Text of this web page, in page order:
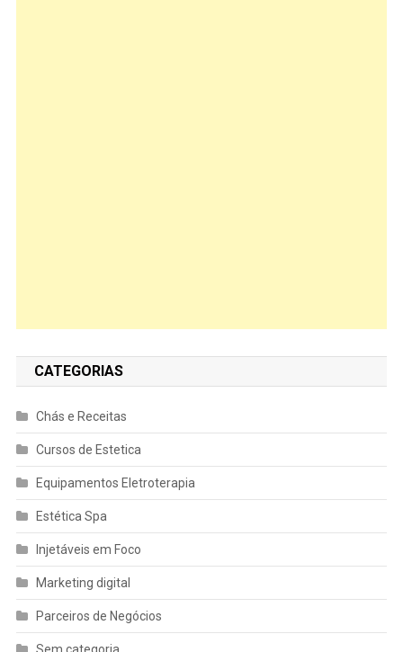
CATEGORIAS
Chás e Receitas
Cursos de Estetica
Equipamentos Eletroterapia
Estética Spa
Injetáveis em Foco
Marketing digital
Parceiros de Negócios
Sem categoria